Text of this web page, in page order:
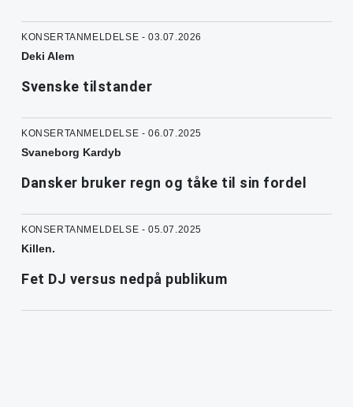
KONSERTANMELDELSE - 03.07.2026
Deki Alem
Svenske tilstander
KONSERTANMELDELSE - 06.07.2025
Svaneborg Kardyb
Dansker bruker regn og tåke til sin fordel
KONSERTANMELDELSE - 05.07.2025
Killen.
Fet DJ versus nedpå publikum